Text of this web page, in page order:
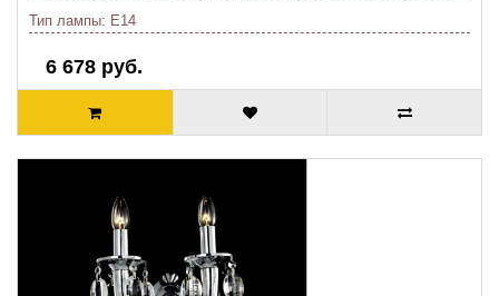
Тип лампы: E14
6 678 руб.